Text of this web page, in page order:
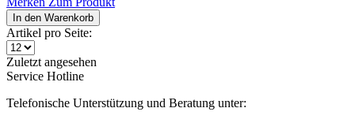
In den Warenkorb
Artikel pro Seite:
Zuletzt angesehen
Service Hotline
Telefonische Unterstützung und Beratung unter: